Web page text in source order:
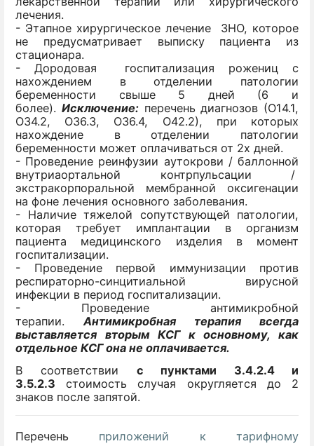
лечения.
- Этапное хирургическое лечение ЗНО, которое
не предусматривает выписку пациента из
стационара.
- Дородовая госпитализация рожениц с
нахождением в отделении патологии
беременности свыше 5 дней (6 и
более). Исключение: перечень диагнозов (О14.1,
О34.2, О36.3, О36.4, О42.2), при которых
нахождение в отделении патологии
беременности может оплачиваться от 2х дней.
- Проведение реинфузии аутокрови / баллонной
внутриаортальной контрпульсации /
экстракорпоральной мембранной оксигенации
на фоне лечения основного заболевания.
- Наличие тяжелой сопутствующей патологии,
которая требует имплантации в организм
пациента медицинского изделия в момент
госпитализации.
- Проведение первой иммунизации против
респираторно-синцитиальной вирусной
инфекции в период госпитализации.
- Проведение антимикробной
терапии.
Антимикробная терапия всегда
выставляется вторым КСГ к основному, как
отдельное КСГ она не оплачивается.
В соответствии
с пунктами 3.4.2.4 и
3.5.2.3 стоимость случая округляется до 2
знаков после запятой.
Перечень
приложений к тарифному